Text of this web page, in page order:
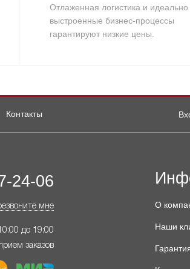
Отлаженная логистика и идеально
выстроенные бизнес-процессы
гарантируют низкие цены.
Контакты
24-06
мне
до 19:00
заказов
О
Наши